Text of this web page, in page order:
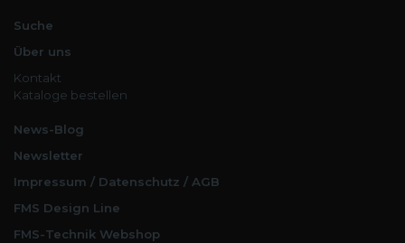
Suche
Über uns
Kontakt
Kataloge bestellen
News-Blog
Newsletter
Impressum / Datenschutz / AGB
FMS Design Line
FMS-Technik Webshop